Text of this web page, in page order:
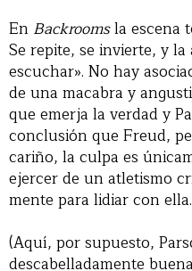
En Backroomsla escena
Se repite, se invierte, y
escuchar». No hay
de una macabra y
que emerja la verdad y
conclusión que Freud,
cariño, la culpa es
ejercer de un atletismo
mente para lidiar con
(Aquí, por supuesto,
descabelladamente